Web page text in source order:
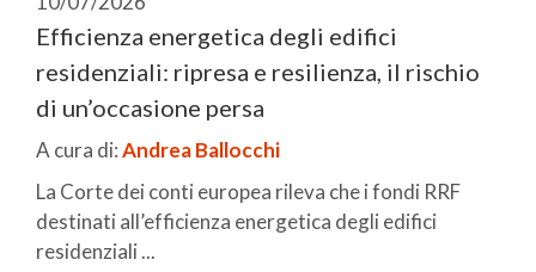
Efficienza energetica degli edifici
residenziali: ripresa e resilienza, il rischio
di un’occasione persa
A cura di:Andrea Ballocchi
La Corte dei conti europea rileva che i fondi RRF
destinati all’efficienza energetica degli edifici
residenziali ...